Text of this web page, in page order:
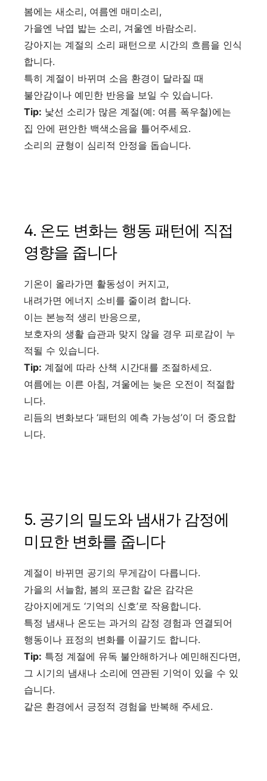
봄에는 새소리, 여름엔 매미소리,
가을엔 낙엽 밟는 소리, 겨울엔 바람소리.
강아지는 계절의 소리 패턴으로 시간의 흐름을 인식
합니다.
특히 계절이 바뀌며 소음 환경이 달라질 때
불안감이나 예민한 반응을 보일 수 있습니다.
Tip: 낯선 소리가 많은 계절(예: 여름 폭우철)에는
집 안에 편안한 백색소음을 틀어주세요.
소리의 균형이 심리적 안정을 돕습니다.
4. 온도 변화는 행동 패턴에 직접
영향을 줍니다
기온이 올라가면 활동성이 커지고,
내려가면 에너지 소비를 줄이려 합니다.
이는 본능적 생리 반응으로,
보호자의 생활 습관과 맞지 않을 경우 피로감이 누
적될 수 있습니다.
Tip: 계절에 따라 산책 시간대를 조절하세요.
여름에는 이른 아침, 겨울에는 늦은 오전이 적절합
니다.
리듬의 변화보다 ‘패턴의 예측 가능성’이 더 중요합
니다.
5. 공기의 밀도와 냄새가 감정에
미묘한 변화를 줍니다
계절이 바뀌면 공기의 무게감이 다릅니다.
가을의 서늘함, 봄의 포근함 같은 감각은
강아지에게도 ‘기억의 신호’로 작용합니다.
특정 냄새나 온도는 과거의 감정 경험과 연결되어
행동이나 표정의 변화를 이끌기도 합니다.
Tip: 특정 계절에 유독 불안해하거나 예민해진다면,
그 시기의 냄새나 소리에 연관된 기억이 있을 수 있
습니다.
같은 환경에서 긍정적 경험을 반복해 주세요.